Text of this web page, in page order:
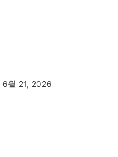
6월 21, 2026